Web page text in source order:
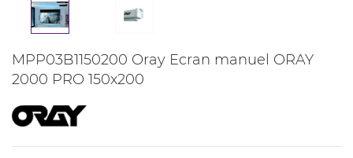
MPP03B1150200 Oray Ecran manuel ORAY
2000 PRO 150x200